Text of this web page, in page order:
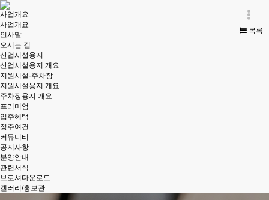
사업개요
사업개요
인사말
오시는 길
산업시설용지
산업시설용지 개요
지원시설·주차장
지원시설용지 개요
주차장용지 개요
프리미엄
입주혜택
정주여건
커뮤니티
공지사항
분양안내
관련서식
브로셔다운로드
갤러리/홍보관
목록